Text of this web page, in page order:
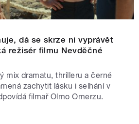
dá se skrze ni vyprávět
režisér filmu Nevděčné
mix dramatu, thrilleru a černé
zachytit lásku i selhání v
filmař Olmo Omerzu.